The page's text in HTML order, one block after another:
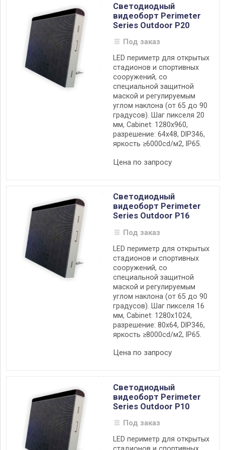
изображения;
прочность и малая травмоопасность;
оперативность подготовки и смены контента;
легкость монтажа/демонтажа и обслуживания.
Светодиодный
видеоборт Perimeter
Series Outdoor P20
Под заказ
LED периметр для открытых
стадионов и спортивных
сооружений, со
специальной защитной
маской и регулируемым
углом наклона (от 65 до 90
градусов). Шаг пикселя 20
мм, Cabinet: 1280х960,
разрешение: 64х48, DIP346,
яркость ≥6000cd/м2, IP65.
Цена по запросу
Светодиодный
видеоборт Perimeter
Series Outdoor P16
Под заказ
LED периметр для открытых
стадионов и спортивных
сооружений, со
специальной защитной
маской и регулируемым
углом наклона (от 65 до 90
градусов). Шаг пикселя 16
мм, Cabinet: 1280х1024,
разрешение: 80х64, DIP346,
яркость ≥8000cd/м2, IP65.
Цена по запросу
Светодиодный
видеоборт Perimeter
Series Outdoor P10
Под заказ
LED периметр для открытых
стадионов и спортивных